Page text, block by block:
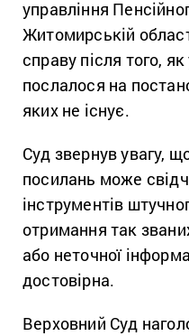
управління
Житомирській
справу після того, як
послалося на
яких не існує.
Суд звернув увагу,
посилань може
інструментів
отримання так
або неточної
достовірна.
Верховний Суд